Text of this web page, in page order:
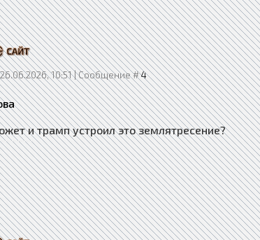
10:51 | Сообщение #4
и трамп устроил это землятресение?